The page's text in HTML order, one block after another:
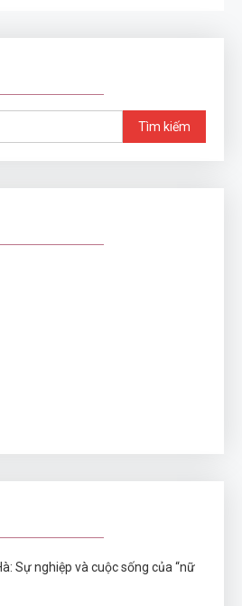
Tìm
kiếm
Sự nghiệp và cuộc sống của “nữ